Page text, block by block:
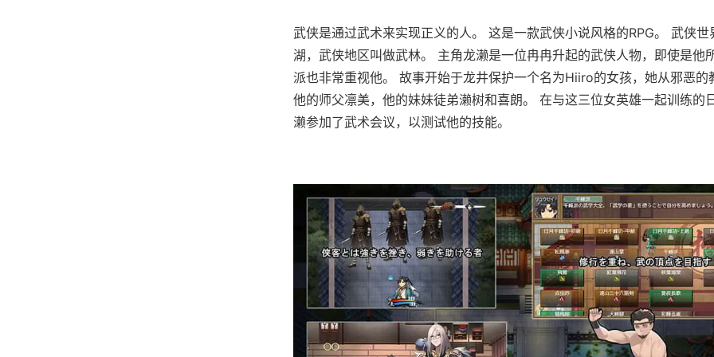
武侠是通过武术来实现正义的人。 这是一款武侠小说风格的RPG。 武侠世
湖，武侠地区叫做武林。 主角龙濑是一位冉冉升起的武侠人物，即使是他
派也非常重视他。 故事开始于龙井保护一个名为Hiiro的女孩，她从邪恶的
他的师父凛美，他的妹妹徒弟濑树和喜朗。 在与这三位女英雄一起训练的
濑参加了武术会议，以测试他的技能。